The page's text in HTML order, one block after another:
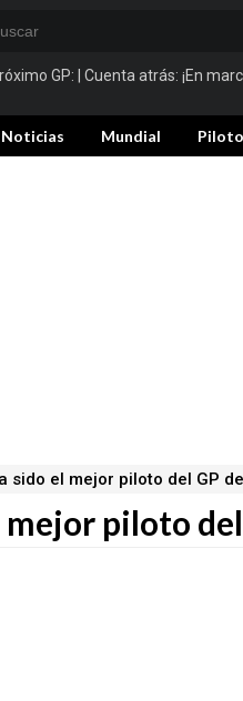
GP: | Cuenta atrás: ¡En
Noticias Mundial
sido el mejor piloto del GP
piloto